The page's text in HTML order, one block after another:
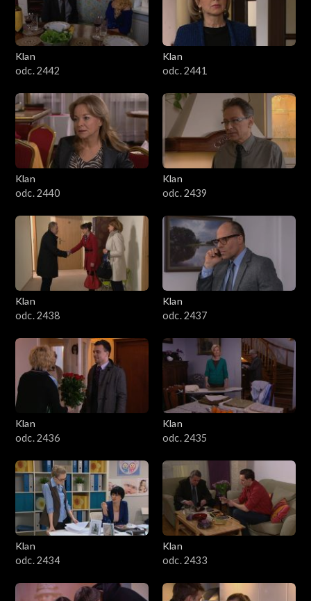
Klan
odc. 2442
Klan
odc. 2441
Klan
odc. 2440
Klan
odc. 2439
Klan
odc. 2438
Klan
odc. 2437
Klan
odc. 2436
Klan
odc. 2435
Klan
odc. 2434
Klan
odc. 2433